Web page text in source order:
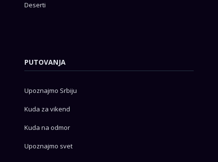
Deserti
PUTOVANJA
Upoznajmo Srbiju
Kuda za vikend
Kuda na odmor
Upoznajmo svet